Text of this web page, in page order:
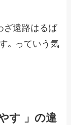
ざ遠路はるば
｡ っていう気
す 」の違